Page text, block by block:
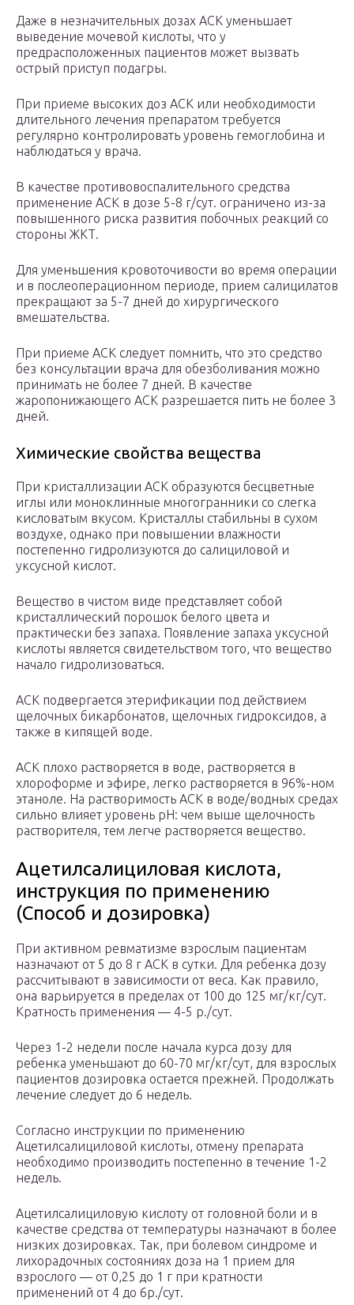
Даже в незначительных дозах АСК уменьшает
выведение мочевой кислоты, что у
предрасположенных пациентов может вызвать
острый приступ подагры.
При приеме высоких доз АСК или необходимости
длительного лечения препаратом требуется
регулярно контролировать уровень гемоглобина и
наблюдаться у врача.
В качестве противовоспалительного средства
применение АСК в дозе 5-8 г/сут. ограничено из-за
повышенного риска развития побочных реакций со
стороны ЖКТ.
Для уменьшения кровоточивости во время операции
и в послеоперационном периоде, прием салицилатов
прекращают за 5-7 дней до хирургического
вмешательства.
При приеме АСК следует помнить, что это средство
без консультации врача для обезболивания можно
принимать не более 7 дней. В качестве
жаропонижающего АСК разрешается пить не более 3
дней.
Химические свойства вещества
При кристаллизации АСК образуются бесцветные
иглы или моноклинные многогранники со слегка
кисловатым вкусом. Кристаллы стабильны в сухом
воздухе, однако при повышении влажности
постепенно гидролизуются до салициловой и
уксусной кислот.
Вещество в чистом виде представляет собой
кристаллический порошок белого цвета и
практически без запаха. Появление запаха уксусной
кислоты является свидетельством того, что вещество
начало гидролизоваться.
АСК подвергается этерификации под действием
щелочных бикарбонатов, щелочных гидроксидов, а
также в кипящей воде.
АСК плохо растворяется в воде, растворяется в
хлороформе и эфире, легко растворяется в 96%-ном
этаноле. На растворимость АСК в воде/водных средах
сильно влияет уровень рН: чем выше щелочность
растворителя, тем легче растворяется вещество.
Ацетилсалициловая кислота,
инструкция по применению
(Способ и дозировка)
При активном ревматизме взрослым пациентам
назначают от 5 до 8 г АСК в сутки. Для ребенка дозу
рассчитывают в зависимости от веса. Как правило,
она варьируется в пределах от 100 до 125 мг/кг/сут.
Кратность применения — 4-5 р./сут.
Через 1-2 недели после начала курса дозу для
ребенка уменьшают до 60-70 мг/кг/сут, для взрослых
пациентов дозировка остается прежней. Продолжать
лечение следует до 6 недель.
Согласно инструкции по применению
Ацетилсалициловой кислоты, отмену препарата
необходимо производить постепенно в течение 1-2
недель.
Ацетилсалициловую кислоту от головной боли и в
качестве средства от температуры назначают в более
низких дозировках. Так, при болевом синдроме и
лихорадочных состояниях доза на 1 прием для
взрослого — от 0,25 до 1 г при кратности
применений от 4 до 6р./сут.